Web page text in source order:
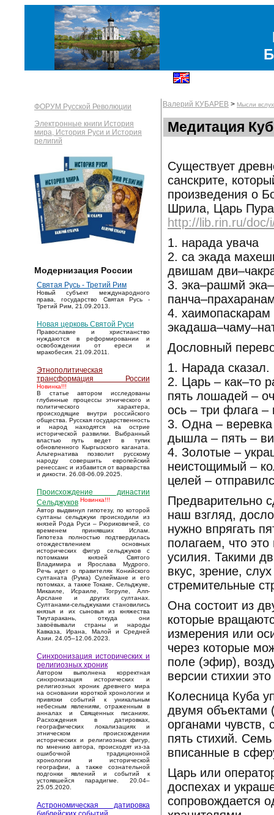
ФОРУМ Русской Революции
Электронные книги История
мира, История Руси и История
религий
Модернизация России
Святая Русь - Третий Рим
Новый субъект международного
права, государство Святая Русь -
Третий Рим, 21.09.2013.
Новая церковь Святой Руси
Православие и христианство
нуждаются в реформировании и
освобождении от ереси и
мракобесия. 21.09.2011.
Этнополитическая
трансформация России
Новинка!!!
В статье автором исследованы
глубинные процессы этнического и
политического характера,
происходящие внутри российского
общества. Русская государственность
и народ находятся на острие
исторической развилки. Выбранный
властью путь ведет в тупик
обновленного Кыргызского каганата.
Альтернатива позволит русскому
народу совершить европейский
ренессанс и избавится от варварства
и дикости. 26.08-06.09.2025.
Происхождение династии
Сельджуков Новинка!!!
Автор выдвинул гипотезу, по которой
султаны сельджуки происходили из
князей Рода Руси – Рюриковичей, со
временем принявших Ислам.
Гипотеза полностью подтвердилась
отождествлением основных
исторических фигур сельджуков с
потомками князей Святого
Владимира и Ярослава Мудрого.
Речь идет о правителях Конийского
султаната (Рума) Сулеймане и его
потомках, а также Токаке, Сельджуке,
Микаиле, Исраиле, Тогруле, Алп-
Арслане и других султанах.
Султанами-сельджуками становились
князья и их сыновья из княжества
Тмутаракань, откуда они
завоёвывали страны и народы
Кавказа, Ирана, Малой и Средней
Азии. 24.05–12.06.2023.
Синхронизация исторических и
религиозных хроник
Автором выполнена корректная
синхронизация исторических и
религиозных хроник древнего мира
на основании короткой хронологии и
привязки событий к уникальным
небесным явлениям, отраженным в
анналах и Священных писаниях.
Расхождения в датировках,
географических локализациях и
этническом происхождении
исторических и религиозных фигур,
по мнению автора, происходят из-за
ошибочной традиционной
хронологии и исторической
географии, а также сознательной
подгонки явлений и событий к
устоявшейся парадигме. 20.04–
25.05.2020.
Астрономическая датировка
Валерий КУБАРЕВ > Мысли
Медитация
Существует
санскрите,
произведения о
Шрила, Царь
http://lib.rin.ru/doc/
1. нарада увача
2. са экада
двишам
3. эка–рашмй
4.
Дословный
1. Нарада сказал.
2. Царь – как–то
пять лошадей –
ось – три флага –
3. Одна –
дышла – пять –
4. Золотые –
неистощимый –
целей –
Предварительно
наш взгляд,
нужно впрягать
полагаем, что
усилия. Такими
вкус, зрение,
стремительные
Она состоит из
которые
измерения или
через которые
поле (эфир),
версии стихии
Колесница Куба
двумя объектами
органами чувств,
пять стихий.
вписанные в
Царь или
доспехах и
сопровождается